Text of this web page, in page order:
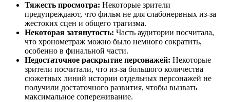
Тяжесть просмотра: Некоторые зрители
предупреждают, что фильм не для слабонервных из-за
жестоких сцен и общего трагизма.
Некоторая затянутость: Часть аудитории посчитала,
что хронометраж можно было немного сократить,
особенно в финальной части.
Недостаточное раскрытие персонажей: Некоторые
зрители посчитали, что из-за большого количества
сюжетных линий истории отдельных персонажей не
получили достаточного развития, чтобы вызвать
максимальное сопереживание.